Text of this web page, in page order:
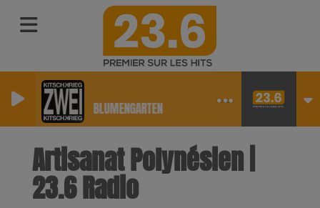
Gut Genug
SKEPTA & BLUMENGARTEN
Artisanat Polynésien |
23.6 Radio